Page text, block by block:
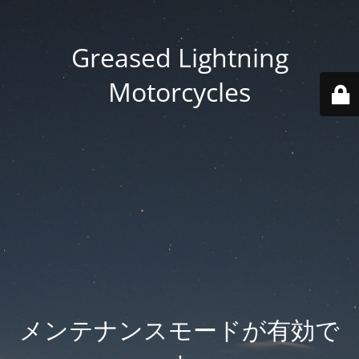
Greased Lightning
Motorcycles
メンテナンスモードが有効で